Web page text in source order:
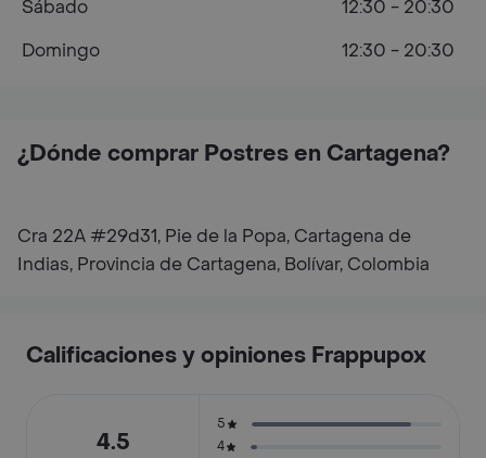
¿Dónde comprar Postres en Cartagena?
Cra 22A #29d31, Pie de la Popa, Cartagena de
Indias, Provincia de Cartagena, Bolívar, Colombia
Sábado
12:30 - 20:30
Domingo
12:30 - 20:30
Calificaciones y opiniones Frappupox
4.5
5
4